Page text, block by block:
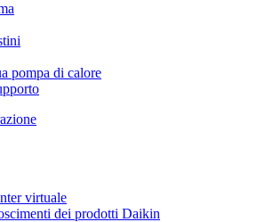
pompa di calore
virtuale
dei prodotti Daikin